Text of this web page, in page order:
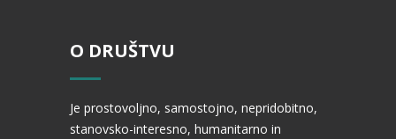
O DRUŠTVU
Je prostovoljno, samostojno, nepridobitno,
stanovsko-interesno, humanitarno in